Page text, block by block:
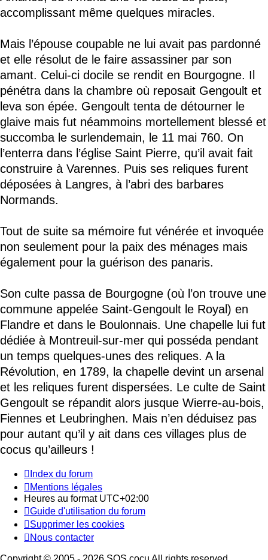
accomplissant même quelques miracles.
Mais l’épouse coupable ne lui avait pas pardonné
et elle résolut de le faire assassiner par son
amant. Celui-ci docile se rendit en Bourgogne. Il
pénétra dans la chambre où reposait Gengoult et
leva son épée. Gengoult tenta de détourner le
glaive mais fut néammoins mortellement blessé et
succomba le surlendemain, le 11 mai 760. On
l’enterra dans l’église Saint Pierre, qu’il avait fait
construire à Varennes. Puis ses reliques furent
déposées à Langres, à l’abri des barbares
Normands.
Tout de suite sa mémoire fut vénérée et invoquée
non seulement pour la paix des ménages mais
également pour la guérison des panaris.
Son culte passa de Bourgogne (où l’on trouve une
commune appelée Saint-Gengoult le Royal) en
Flandre et dans le Boulonnais. Une chapelle lui fut
dédiée à Montreuil-sur-mer qui posséda pendant
un temps quelques-unes des reliques. A la
Révolution, en 1789, la chapelle devint un arsenal
et les reliques furent dispersées. Le culte de Saint
Gengoult se répandit alors jusque Wierre-au-bois,
Fiennes et Leubringhen. Mais n’en déduisez pas
pour autant qu’il y ait dans ces villages plus de
cocus qu’ailleurs !
Index du forum
Mentions légales
Heures au format UTC+02:00
Guide d'utilisation du forum
Supprimer les cookies
Nous contacter